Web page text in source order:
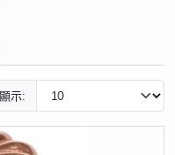
顯示: